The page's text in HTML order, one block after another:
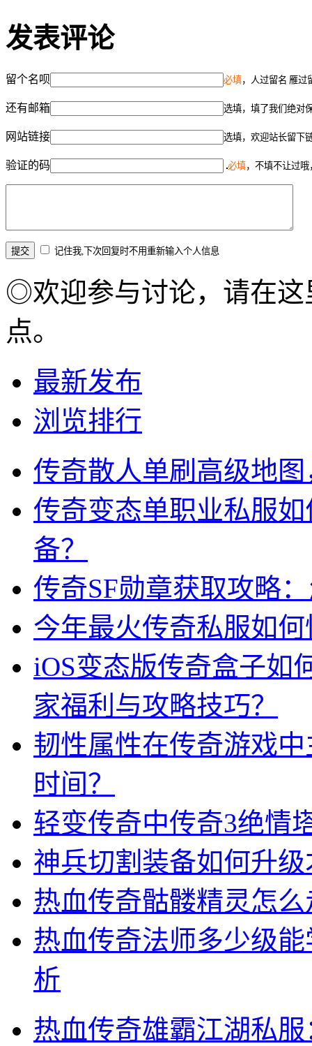
发表评论
留个名呗 必填，人过留名 雁过
还有邮箱 选填，填了我们绝对
网站链接 选填，欢迎站长留下
验证的码 必填，不填不让过
记住我,下次回复时不用重新输入个人信息
◎欢迎参与讨论，请在这
点。
最新发布
浏览排行
传奇散人单刷高级地
传奇变态单职业私服
备？
传奇SF勋章获取攻略
今年最火传奇私服如
iOS变态版传奇盒子如
家福利与攻略技巧？
韧性属性在传奇游戏
时间？
轻变传奇中传奇3绝情
神兵切割装备如何升
热血传奇骷髅精灵怎
热血传奇法师多少级
析
热血传奇雄霸江湖私